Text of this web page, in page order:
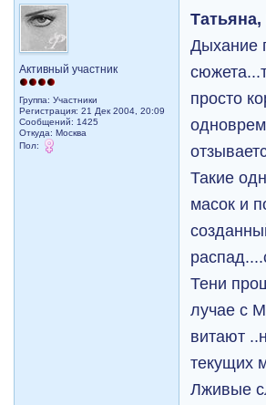
Активный участник
Группа: Участники
Регистрация: 21 Дек 2004, 20:09
Сообщений: 1425
Откуда: Москва
Пол:
Дыхание
просто
Такие
масок и
Тени
лучае с
витают
текущих
Лживые